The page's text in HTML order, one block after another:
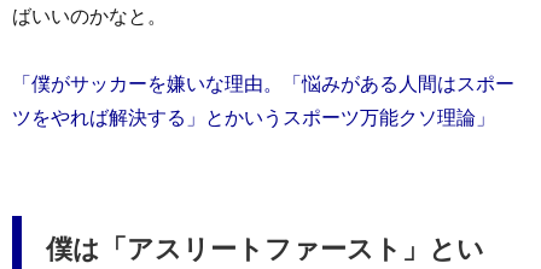
ばいいのかなと。
「僕がサッカーを嫌いな理由。「悩みがある人間はスポー
ツをやれば解決する」とかいうスポーツ万能クソ理論」
僕は「アスリートファースト」とい